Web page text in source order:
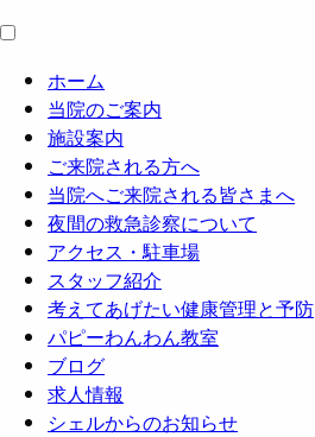
ホーム
当院のご案内
施設案内
ご来院される方へ
当院へご来院される皆さまへ
夜間の救急診察について
アクセス・駐車場
スタッフ紹介
考えてあげたい健康管理と予防
パピーわんわん教室
ブログ
求人情報
シェルからのお知らせ